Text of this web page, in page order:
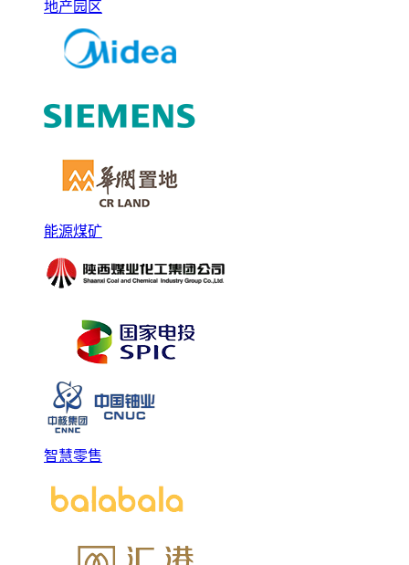
地产园区
能源煤矿
智慧零售